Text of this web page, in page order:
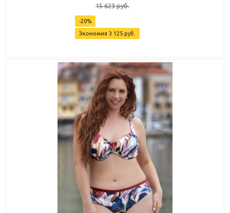
15 623руб.
-20%
Экономия 3 125руб.